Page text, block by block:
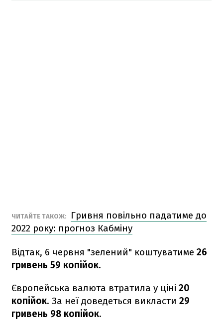
ЧИТАЙТЕ ТАКОЖ:
Гривня повільно падатиме до
2022 року: прогноз Кабміну
Відтак, 6 червня "зелений" коштуватиме 26
гривень 59 копійок.
Європейська валюта втратила у ціні 20
копійок. За неї доведеться викласти 29
гривень 98 копійок.